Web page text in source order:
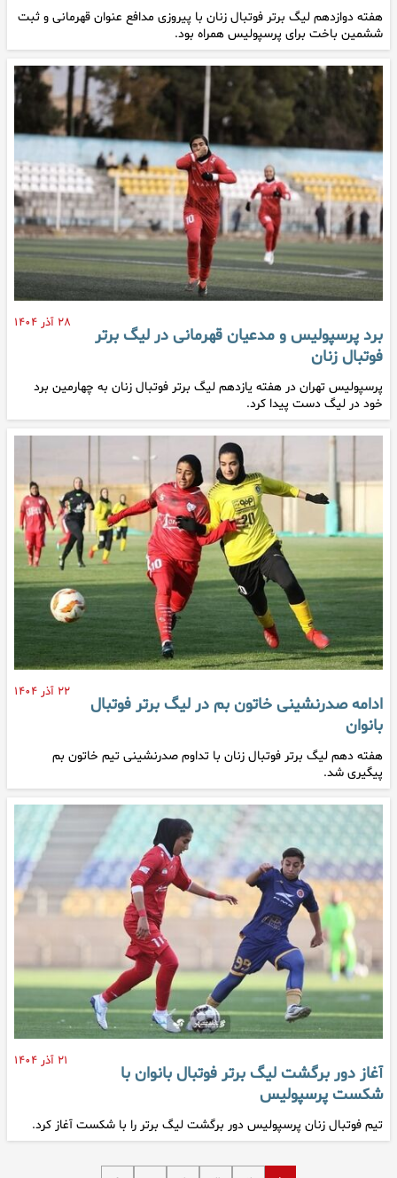
هفته دوازدهم لیگ برتر فوتبال زنان با پیروزی مدافع عنوان قهرمانی و ثبت
ششمین باخت برای پرسپولیس همراه بود.
۲۸ آذر ۱۴۰۴
برد پرسپولیس و مدعیان قهرمانی در لیگ برتر
فوتبال زنان
پرسپولیس تهران در هفته یازدهم لیگ برتر فوتبال زنان به چهارمین برد
خود در لیگ دست پیدا کرد.
۲۲ آذر ۱۴۰۴
ادامه صدرنشینی خاتون بم در لیگ برتر فوتبال
بانوان
هفته دهم لیگ برتر فوتبال زنان با تداوم صدرنشینی تیم خاتون بم
پیگیری شد.
۲۱ آذر ۱۴۰۴
آغاز دور برگشت لیگ برتر فوتبال بانوان با
شکست پرسپولیس
تیم فوتبال زنان پرسپولیس دور برگشت لیگ برتر را با شکست آغاز کرد.